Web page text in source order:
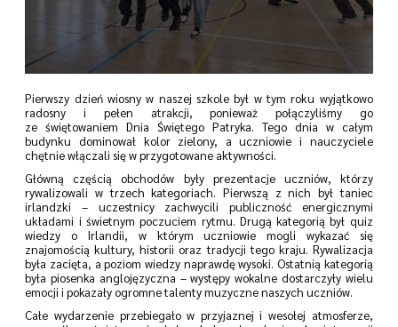
Pierwszy dzień wiosny w naszej szkole był w tym roku wyjątkowo
radosny i pełen atrakcji, ponieważ połączyliśmy go
ze świętowaniem Dnia Świętego Patryka. Tego dnia w całym
budynku dominował kolor zielony, a uczniowie i nauczyciele
chętnie włączali się w przygotowane aktywności.
Główną częścią obchodów były prezentacje uczniów, którzy
rywalizowali w trzech kategoriach. Pierwszą z nich był taniec
irlandzki – uczestnicy zachwycili publiczność energicznymi
układami i świetnym poczuciem rytmu. Drugą kategorią był quiz
wiedzy o Irlandii, w którym uczniowie mogli wykazać się
znajomością kultury, historii oraz tradycji tego kraju. Rywalizacja
była zacięta, a poziom wiedzy naprawdę wysoki. Ostatnią kategorią
była piosenka anglojęzyczna – występy wokalne dostarczyły wielu
emocji i pokazały ogromne talenty muzyczne naszych uczniów.
Całe wydarzenie przebiegało w przyjaznej i wesołej atmosferze,